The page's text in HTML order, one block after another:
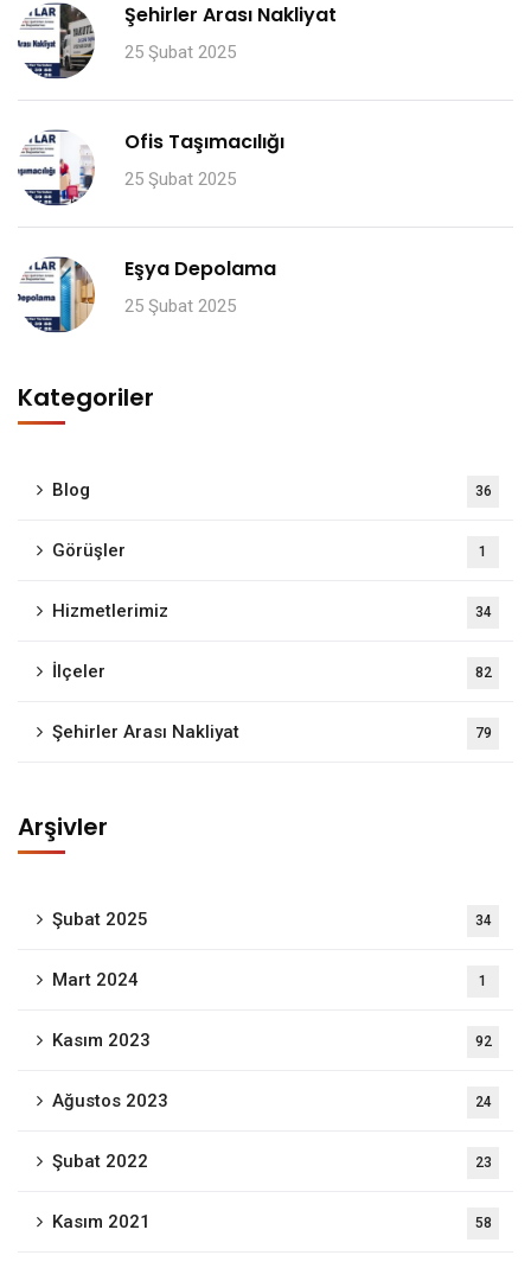
Şehirler Arası Nakliyat
25 Şubat 2025
Ofis Taşımacılığı
25 Şubat 2025
Eşya Depolama
25 Şubat 2025
Kategoriler
Blog 36
Görüşler 1
Hizmetlerimiz 34
İlçeler 82
Şehirler Arası Nakliyat 79
Arşivler
Şubat 2025 34
Mart 2024 1
Kasım 2023 92
Ağustos 2023 24
Şubat 2022 23
Kasım 2021 58